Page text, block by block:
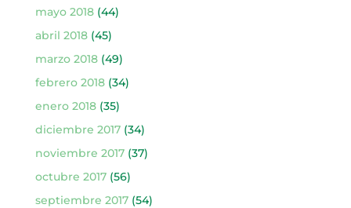
mayo 2018(44)
abril 2018(45)
marzo 2018(49)
febrero 2018(34)
enero 2018(35)
diciembre 2017(34)
noviembre 2017(37)
octubre 2017(56)
septiembre 2017(54)